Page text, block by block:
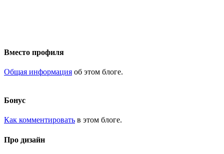
Вместо профиля
Общая информация об этом блоге.
Бонус
Как комментировать в этом блоге.
Про дизайн